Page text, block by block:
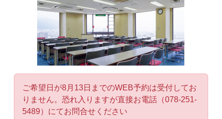
ご希望日が8月13日までのWEB予約は受付してお
りません。恐れ入りますが直接お電話（078-251-
5489）にてお問合せください